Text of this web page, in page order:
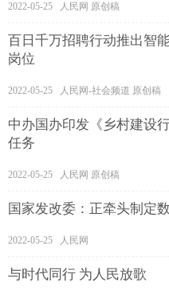
2022-05-25 人民网 原创稿
百日千万招聘行动推出智
岗位
2022-05-25 人民网-社会频道 原创稿
中办国办印发《乡村建设
任务
2022-05-25 人民网 原创稿
国家发改委：正牵头制定
2022-05-25 人民网
与时代同行 为人民放歌